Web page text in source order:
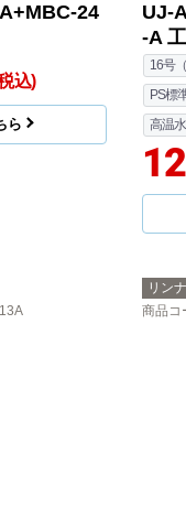
24
込)
ら
UJ-
-A
16号
PS標
高温
リン
商品コ